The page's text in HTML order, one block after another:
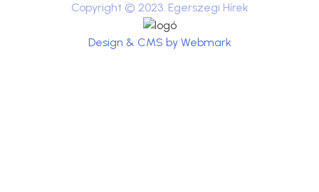
Copyright © 2023. Egerszegi Hírek
Design & CMS by Webmark